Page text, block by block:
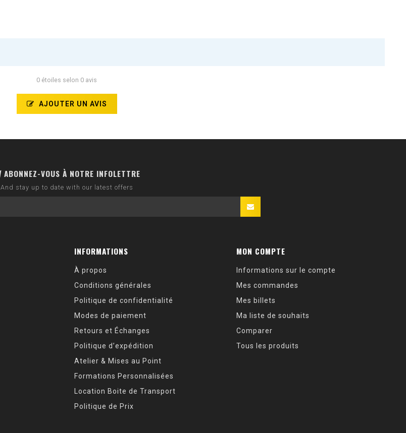
0 étoiles selon 0 avis
AJOUTER UN AVIS
ABONNEZ-VOUS À NOTRE INFOLETTRE
And stay up to date with our latest offers
INFORMATIONS
À propos
Conditions générales
Politique de confidentialité
Modes de paiement
Retours et Échanges
Politique d’expédition
Atelier & Mises au Point
Formations Personnalisées
Location Boite de Transport
Politique de Prix
MON COMPTE
Informations sur le compte
Mes commandes
Mes billets
Ma liste de souhaits
Comparer
Tous les produits